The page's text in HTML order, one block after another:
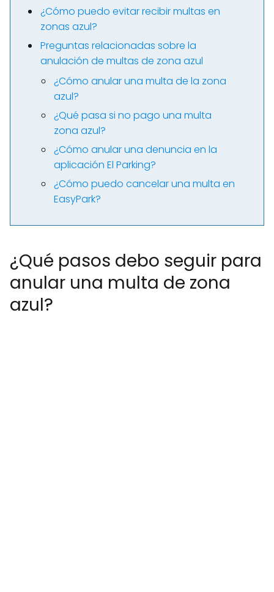
¿Cómo puedo evitar recibir multas en
zonas azul?
Preguntas relacionadas sobre la
anulación de multas de zona azul
¿Cómo anular una multa de la zona
azul?
¿Qué pasa si no pago una multa
zona azul?
¿Cómo anular una denuncia en la
aplicación El Parking?
¿Cómo puedo cancelar una multa en
EasyPark?
¿Qué pasos debo seguir para
anular una multa de zona
azul?